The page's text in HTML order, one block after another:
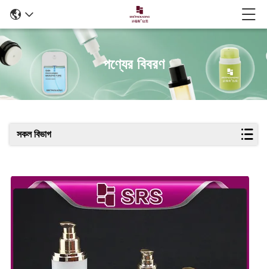
পণ্যের বিবরণ
সকল বিভাগ